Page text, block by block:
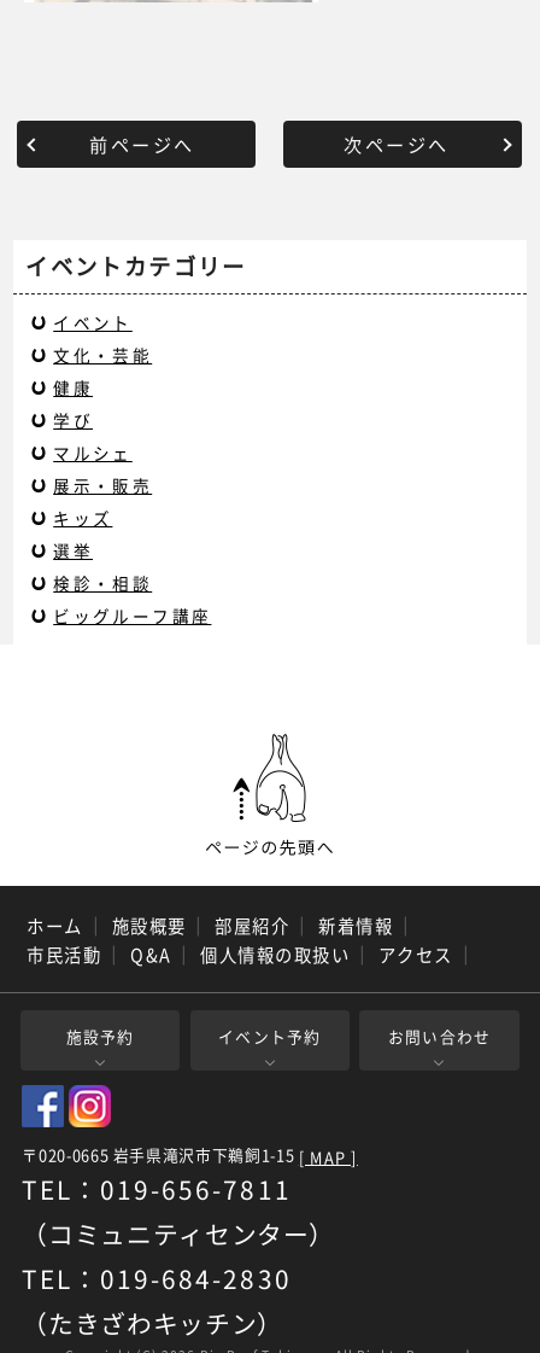
前ページへ 次ページへ
イベントカテゴリー
イベント
文化・芸能
健康
学び
マルシェ
展示・販売
キッズ
選挙
検診・相談
ビッグルーフ講座
ホーム ｜ 施設概要 ｜ 部屋紹介 ｜ 新着情報 ｜
市民活動 ｜ Q&A ｜ 個人情報の取扱い ｜ アクセス ｜
施設予約 イベント予約 お問い合わせ
〒020-0665 岩手県滝沢市下鵜飼1-15 [ MAP ]
TEL：019-656-7811
（コミュニティセンター）
TEL：019-684-2830
（たきざわキッチン）